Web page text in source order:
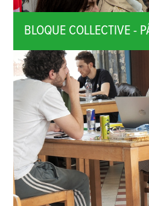
BLOQUE COLLECTIVE -